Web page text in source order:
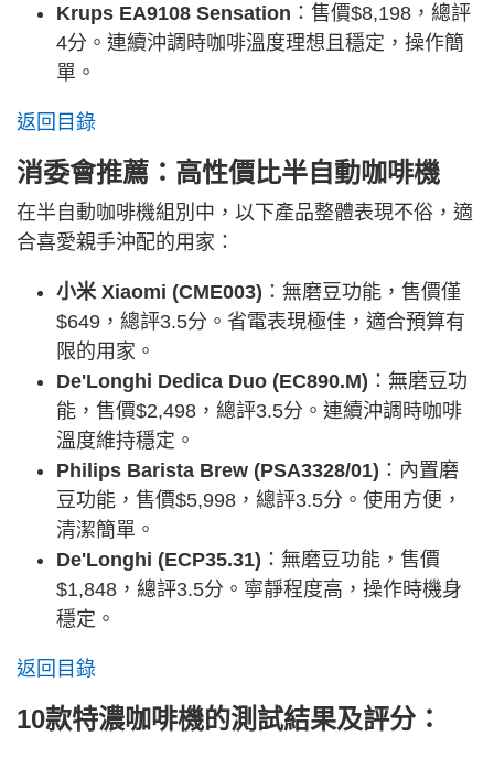
Krups EA9108 Sensation ：售價$8,198，總評
4分。連續沖調時咖啡溫度理想且穩定，操作簡
單。
返回目錄
消委會推薦：高性價比半自動咖啡機
在半自動咖啡機組別中，以下產品整體表現不俗，適
合喜愛親手沖配的用家：
小米 Xiaomi (CME003) ：無磨豆功能，售價僅
$649，總評3.5分。省電表現極佳，適合預算有
限的用家。
De'Longhi Dedica Duo (EC890.M) ：無磨豆功
能，售價$2,498，總評3.5分。連續沖調時咖啡
溫度維持穩定。
Philips Barista Brew (PSA3328/01) ：內置磨
豆功能，售價$5,998，總評3.5分。使用方便，
清潔簡單。
De'Longhi (ECP35.31) ：無磨豆功能，售價
$1,848，總評3.5分。寧靜程度高，操作時機身
穩定。
返回目錄
10款特濃咖啡機的測試結果及評分：